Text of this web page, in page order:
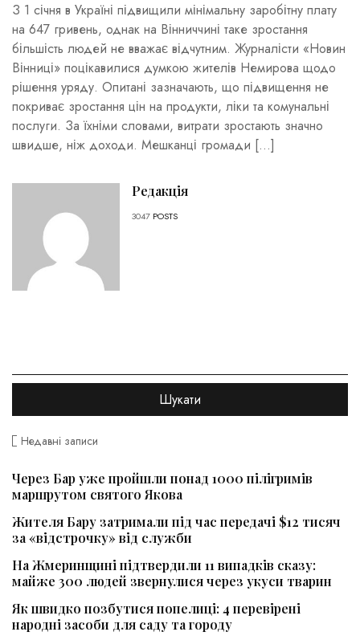
З 1 січня в Україні підвищили мінімальну заробітну плату
на 647 гривень, однак на Вінниччині таке зростання
більшість людей не вважає відчутним. Журналісти «Новин
Вінниці» поцікавилися думкою жителів Немирова щодо
рішення уряду. Опитані зазначають, що підвищення не
покриває зростання цін на продукти, ліки та комунальні
послуги. За їхніми словами, витрати зростають значно
швидше, ніж доходи. Мешканці громади […]
Редакція
3047 POSTS
Недавні записи
Через Бар уже пройшли понад 1000 пілігримів
маршрутом святого Якова
Жителя Бару затримали під час передачі $12 тисяч
за «відстрочку» від служби
На Жмеринщині підтвердили 11 випадків сказу:
майже 300 людей звернулися через укуси тварин
Як швидко позбутися попелиці: 4 перевірені
народні засоби для саду та городу